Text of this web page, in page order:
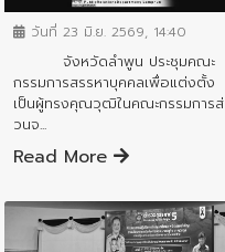
วันที่ 23 มิ.ย. 2569, 14:40
จังหวัดลำพูน ประชุมคณะ
กรรมการสรรหาบุคคลเพื่อแต่งตั้ง
เป็นผู้ทรงคุณวุฒิในคณะกรรมการส่
วนจ...
Read More